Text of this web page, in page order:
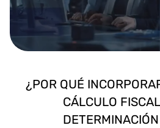
¿POR QUÉ
CÁLCULO